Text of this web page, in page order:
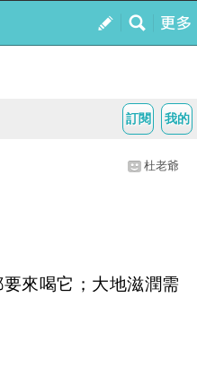
我的
訂閱
杜老爺
來喝它；大地滋潤需